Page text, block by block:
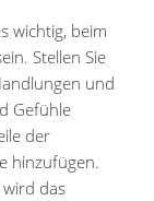
wichtig, beim
Stellen Sie
und
Gefühle
der
hinzufügen.
das